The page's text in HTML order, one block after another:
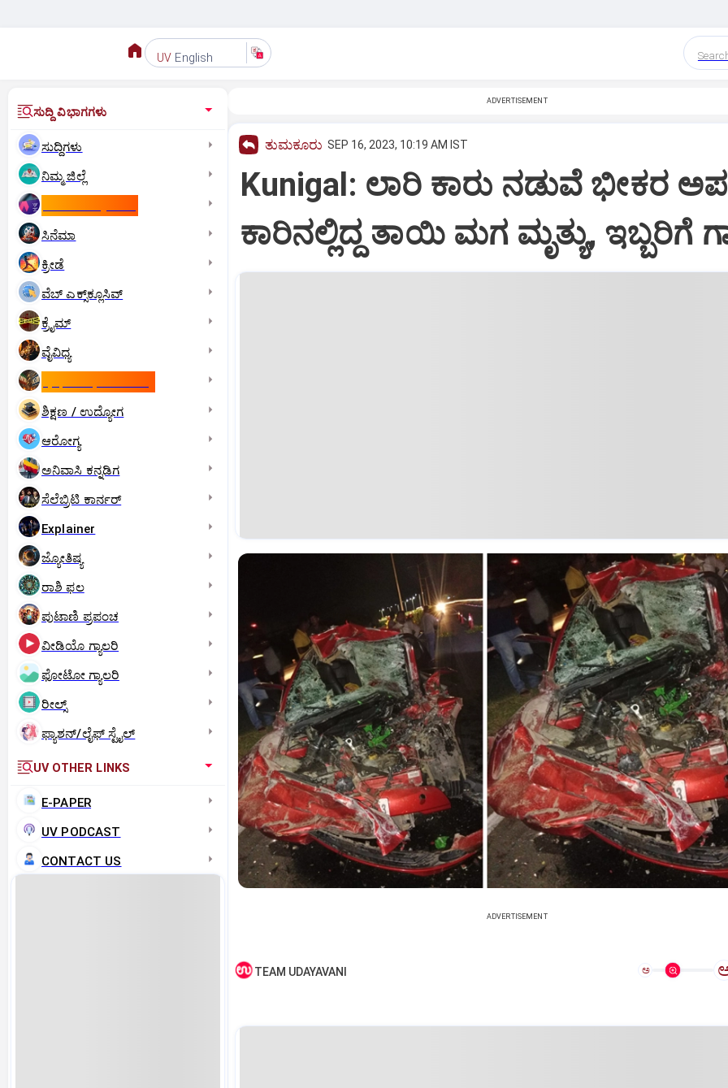
UV English
ಸುದ್ದಿ ವಿಭಾಗಗಳು
ಸುದ್ದಿಗಳು
ನಿಮ್ಮ ಜಿಲ್ಲೆ
ಸಿನೆಮಾ
ಕ್ರೀಡೆ
ವೆಬ್ ಎಕ್ಸ್‌ಕ್ಲೂಸಿವ್
ಕ್ರೈಮ್
ವೈವಿಧ್ಯ
ಶಿಕ್ಷಣ / ಉದ್ಯೋಗ
ಆರೋಗ್ಯ
ಅನಿವಾಸಿ ಕನ್ನಡಿಗ
ಸೆಲೆಬ್ರಿಟಿ ಕಾರ್ನರ್‌
Explainer
ಜ್ಯೋತಿಷ್ಯ
ರಾಶಿ ಫಲ
ಪುಟಾಣಿ ಪ್ರಪಂಚ
ವೀಡಿಯೊ ಗ್ಯಾಲರಿ
ಫೋಟೋ ಗ್ಯಾಲರಿ
ರೀಲ್ಸ್
ಫ್ಯಾಶನ್/ಲೈಫ್‌ ಸ್ಟೈಲ್
UV OTHER LINKS
E-PAPER
UV PODCAST
CONTACT US
ADVERTISEMENT
ತುಮಕೂರು SEP 16, 2023, 10:19 AM IST
Kunigal: ಲಾರಿ ಕಾರು ನಡುವೆ ಭೀಕರ
ಕಾರಿನಲ್ಲಿದ್ದ ತಾಯಿ ಮಗ ಮೃತ್ಯು, ಇಬ್ಬರಿಗೆ
ADVERTISEMENT
TEAM UDAYAVANI ಅ